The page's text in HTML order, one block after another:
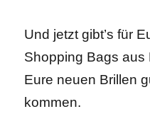
Und jetzt gibt’s für
Shopping Bags aus
Eure neuen Brillen
kommen.